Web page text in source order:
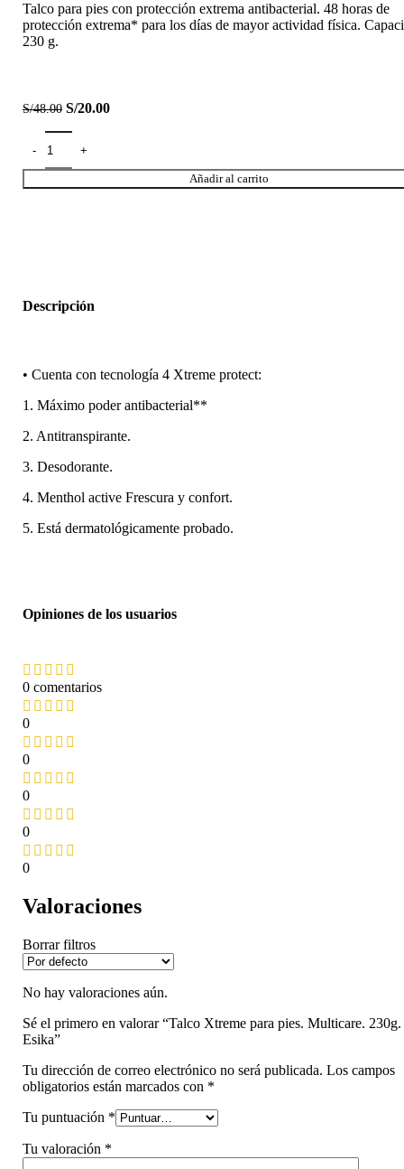
Talco para pies con protección extrema antibacterial. 48 horas de
protección extrema* para los días de mayor actividad física.
230 g.
S/48.00 S/20.00
Añadir al carrito
Descripción
• Cuenta con tecnología 4 Xtreme protect:
1. Máximo poder antibacterial**
2. Antitranspirante.
3. Desodorante.
4. Menthol active Frescura y confort.
5. Está dermatológicamente probado.
Opiniones de los usuarios
0 comentarios
0
0
0
0
0
Valoraciones
Borrar filtros
No hay valoraciones aún.
Sé el primero en valorar “Talco Xtreme para pies. Multicare. 230g.
Esika”
Tu dirección de correo electrónico no será publicada. Los campos
obligatorios están marcados con *
Tu puntuación *
Tu valoración *